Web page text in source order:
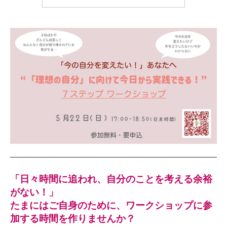
「日々時間に追われ、自分のことを考える余裕
がない！」
たまにはご自身のために、ワークショップに参
加する時間を作りませんか？